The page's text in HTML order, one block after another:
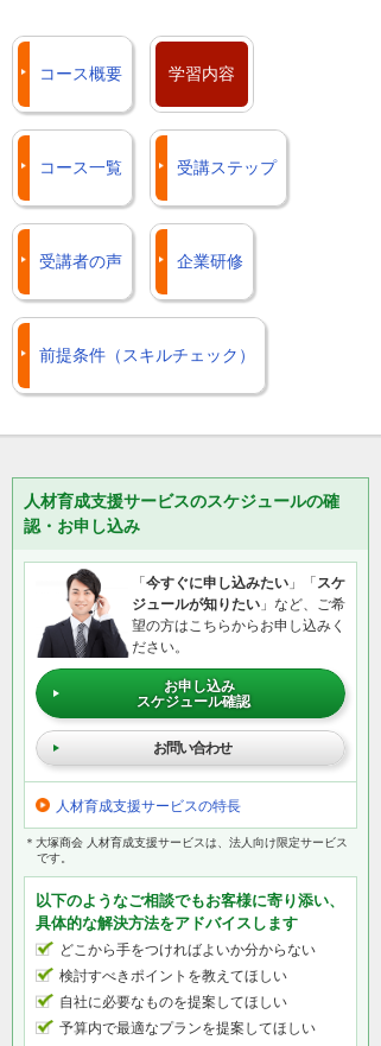
コース概要 学習内容
コース一覧 受講ステップ
受講者の声 企業研修
前提条件（スキルチェック）
人材育成支援サービスのスケジュールの確
認・お申し込み
「今すぐに申し込みたい 」「 スケ
ジュールが知りたい 」など、ご希
望の方はこちらからお申し込みく
ださい。
お申し込み
スケジュール確認
お問い合わせ
人材育成支援サービスの特長
＊大塚商会 人材育成支援サービスは、法人向け限定サービス
です。
以下のようなご相談でもお客様に寄り添い、
具体的な解決方法をアドバイスします
どこから手をつければよいか分からない
検討すべきポイントを教えてほしい
自社に必要なものを提案してほしい
予算内で最適なプランを提案してほしい